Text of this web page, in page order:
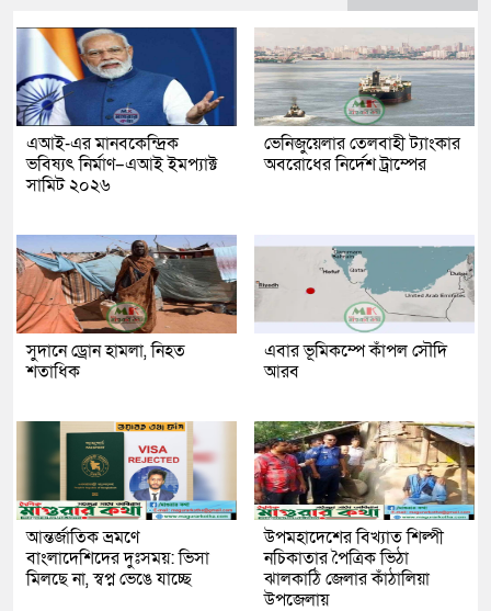
এআই-এর মানবকেন্দ্রিক
ভবিষ্যৎ নির্মাণ–এআই ইমপ্যাক্ট
সামিট ২০২৬
ভেনিজুয়েলার তেলবাহী ট্যাংকার
অবরোধের নির্দেশ ট্রাম্পের
সুদানে ড্রোন হামলা, নিহত
শতাধিক
এবার ভূমিকম্পে কাঁপল সৌদি
আরব
আন্তর্জাতিক ভ্রমণে
বাংলাদেশিদের দুঃসময়: ভিসা
মিলছে না, স্বপ্ন ভেঙে যাচ্ছে
উপমহাদেশের বিখ্যাত শিল্পী
নচিকাতার পৈত্রিক ভিঠা
ঝালকাঠি জেলার কাঁঠালিয়া
উপজেলায়